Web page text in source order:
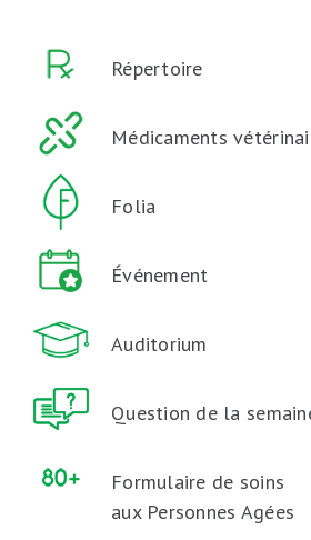
Répertoire
Médicaments
Folia
Événement
Auditorium
Question de la
Formulaire de soins
aux Personnes Agées